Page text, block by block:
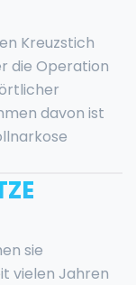
Kreuzstich
die Operation
davon ist
sie
vielen Jahren